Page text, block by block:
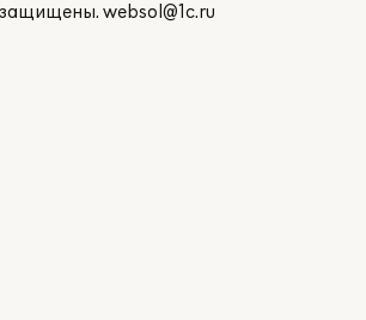
защищены. websol@1c.ru